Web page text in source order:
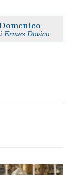
Ermes Dovico